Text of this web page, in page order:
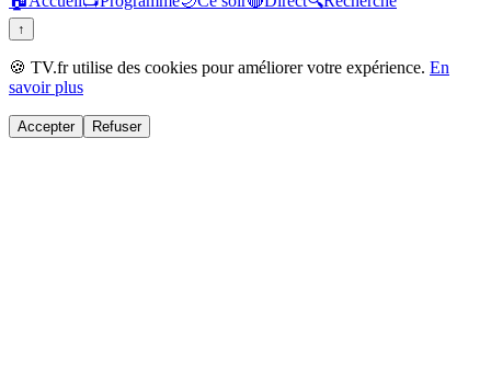
↑
🍪 TV.fr utilise des cookies pour améliorer votre expérience. En
savoir plus
Accepter Refuser